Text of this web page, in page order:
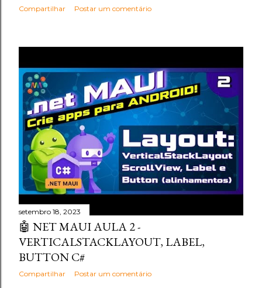
Compartilhar Postar um comentário
setembro 18, 2023
🤖 NET MAUI AULA 2 -
VERTICALSTACKLAYOUT, LABEL,
BUTTON C#
Compartilhar Postar um comentário